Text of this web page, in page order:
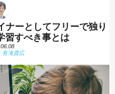
ナーとしてフリーで独り
習すべき事とは